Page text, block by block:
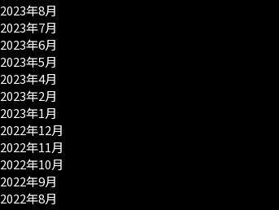
2023年8月
2023年7月
2023年6月
2023年5月
2023年4月
2023年2月
2023年1月
2022年12月
2022年11月
2022年10月
2022年9月
2022年8月